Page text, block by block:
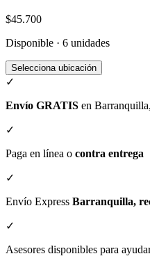
$45.700
Disponible · 6 unidades
Selecciona ubicación
✓
Envío GRATIS en
✓
Paga en línea o contra entrega
✓
Envío Express Barranquilla,
✓
Asesores disponibles para